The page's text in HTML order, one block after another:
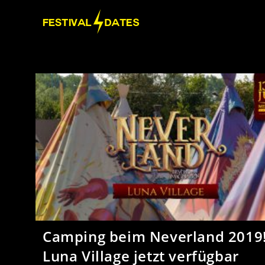
Camping beim Neverland
Luna Village jetzt verfügbar